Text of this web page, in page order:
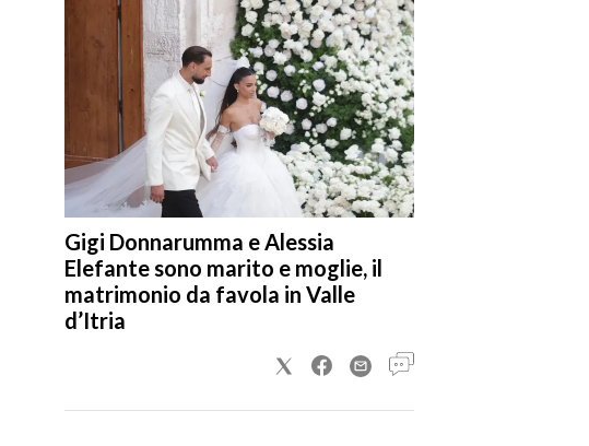
Gigi Donnarumma e Alessia
Elefante sono marito e moglie, il
matrimonio da favola in Valle
d’Itria